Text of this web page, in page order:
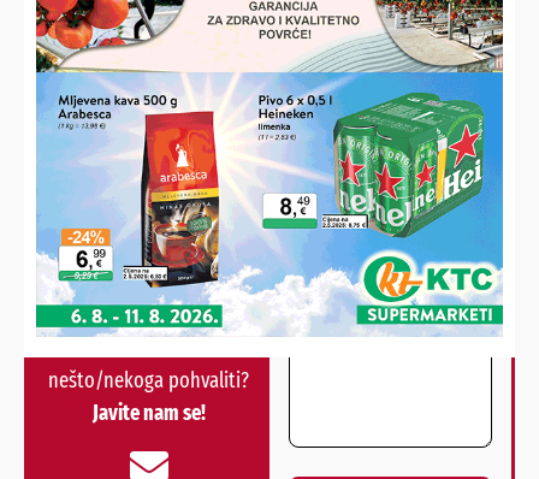
HALO,
PODRAVSKI!
Imate priču, vijest, fotku
ili video?
nešto/nekoga pohvaliti?
Javite nam se!
Vaš email
Poruka